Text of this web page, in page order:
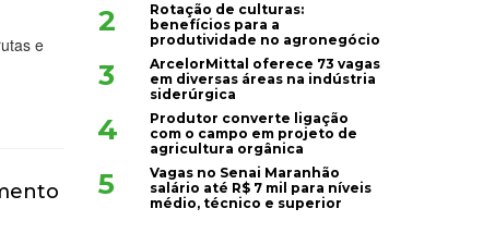
e
2
Rotação de culturas:
benefícios para a
produtividade no agronegócio
3
ArcelorMittal oferece 73 vagas
em diversas áreas na indústria
siderúrgica
4
Produtor converte ligação
com o campo em projeto de
agricultura orgânica
5
Vagas no Senai Maranhão
salário até R$ 7 mil para níveis
médio, técnico e superior